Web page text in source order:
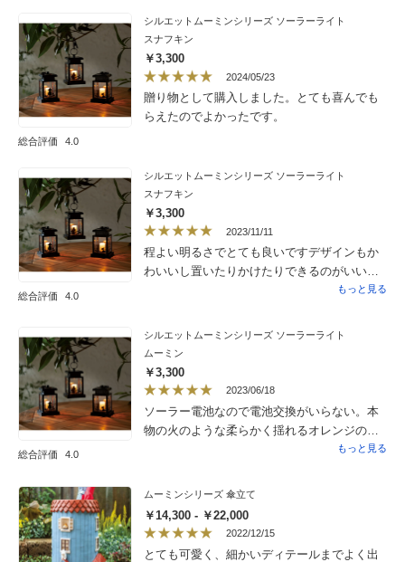
なると、朝まで灯りを灯して呉れています。
総合評価 4.0
シルエットムーミンシリーズ ソーラーライト
スナフキン
￥3,300
2024/05/23
贈り物として購入しました。とても喜んでも
らえたのでよかったです。
総合評価 4.0
シルエットムーミンシリーズ ソーラーライト
スナフキン
￥3,300
2023/11/11
程よい明るさでとても良いですデザインもか
わいいし置いたりかけたりできるのがいいで
もっと見る
総合評価 4.0
シルエットムーミンシリーズ ソーラーライト
ムーミン
￥3,300
2023/06/18
ソーラー電池なので電池交換がいらない。本
物の火のような柔らかく揺れるオレンジの光
です。シルエットがムーミンやニョｒニョロ
もっと見る
ムーミンシリーズ 傘立て
￥14,300 - ￥22,000
2022/12/15
とても可愛く、細かいディテールまでよく出